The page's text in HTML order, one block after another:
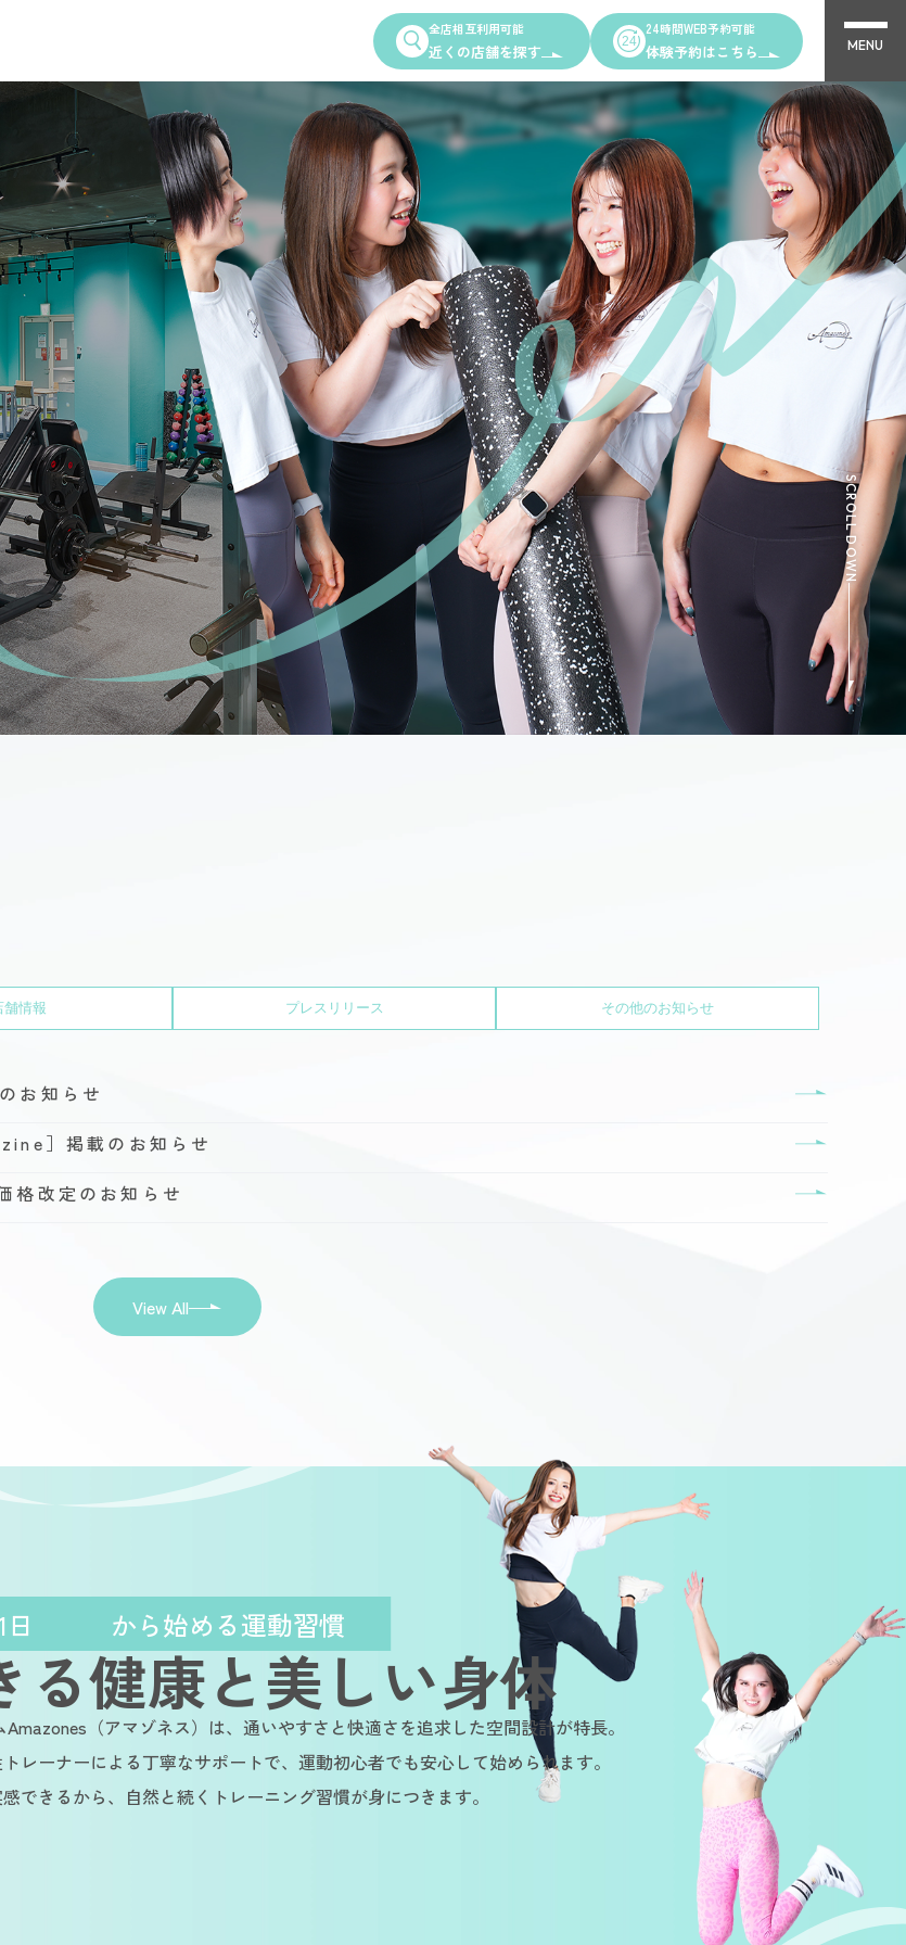
全店相互利用可能
近くの店舗を探す
24時間WEB予約可能
体験予約はこちら MENU
学までの流れ
Service
女性専用24時間ジム
Amazonesのパーソナルトレーニング
Dr.Amazones
AI姿勢診断・改善
Recruitment
採用情報
Other Shops
完全個室PRIVATE GYM Highness
24時間ジム Amazones & Hercules
AMAZONES ONLINE SHOP
マイページ
ップご利用規約個人情報保護方針WEBサイトのご利用に当たって
SCROLL DOWN
舗情報 プレスリリース その他のお知らせ
お知らせ
］掲載のお知らせ
格改定のお知らせ
View All
日 から始める運動習慣
る健康と美しい身体
（アマゾネス）は、通いやすさと快適さを追求した空間設計が特長。
レーナーによる丁寧なサポートで、運動初心者でも安心して始められます。
できるから、自然と続くトレーニング習慣が身につきます。